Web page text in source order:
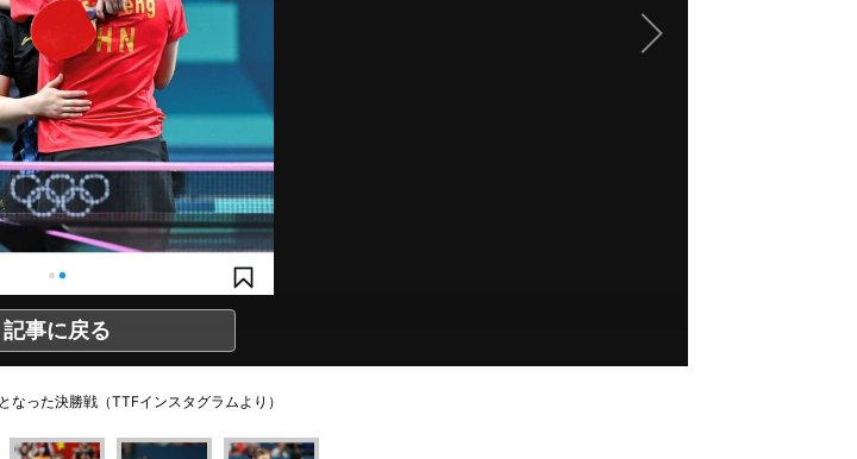
記事に戻る
なった決勝戦（TTFインスタグラムより）